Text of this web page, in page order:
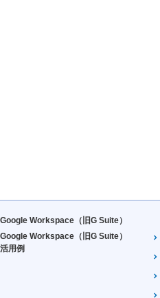
Google Workspace（旧G Suite）
Google Workspace（旧G Suite）
活用例